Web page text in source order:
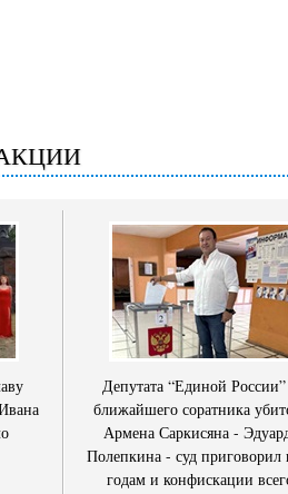
Депутата “Единой
ближайшего соратника
Армена Саркисяна -
Полепкина - суд приговорил
годам и конфискации